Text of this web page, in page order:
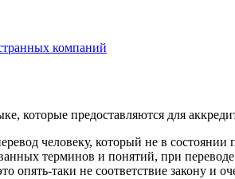
компаний
которые предоставляются для
человеку, который не в
терминов и понятий, при
таки не соответствие закону и